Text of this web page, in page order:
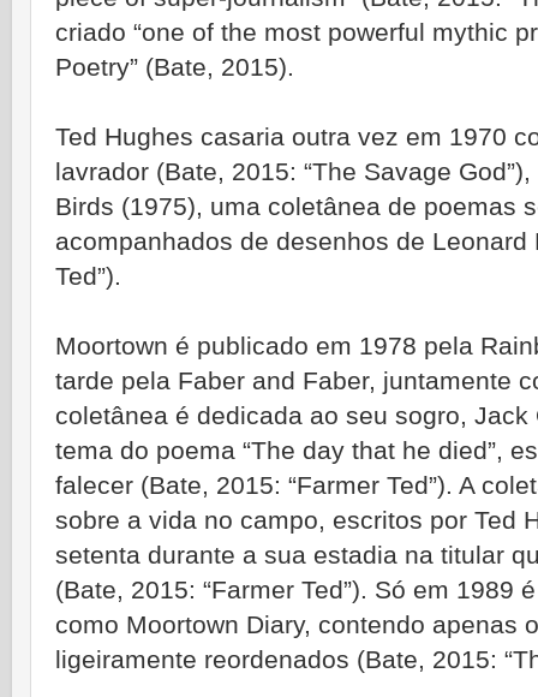
criado “one of the most powerful mythic
Poetry” (Bate, 2015).
Ted Hughes casaria outra vez em 1970
lavrador (Bate, 2015: “The Savage
Birds (1975), uma coletânea de poemas
acompanhados de desenhos de Leonard
Ted”).
Moortown é publicado em 1978 pela
tarde pela Faber and Faber, juntamente
coletânea é dedicada ao seu sogro,
tema do poema “The day that he died”,
falecer (Bate, 2015: “Farmer Ted”). A
sobre a vida no campo, escritos por Ted
setenta durante a sua estadia na titular
(Bate, 2015: “Farmer Ted”). Só em 1989
como Moortown Diary, contendo apenas
ligeiramente reordenados (Bate, 2015: